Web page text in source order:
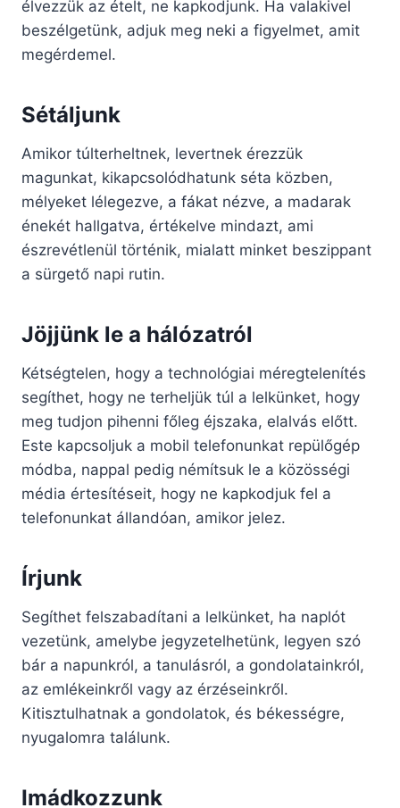
élvezzük az ételt, ne kapkodjunk. Ha valakivel
beszélgetünk, adjuk meg neki a figyelmet, amit
megérdemel.
Sétáljunk
Amikor túlterheltnek, levertnek érezzük
magunkat, kikapcsolódhatunk séta közben,
mélyeket lélegezve, a fákat nézve, a madarak
énekét hallgatva, értékelve mindazt, ami
észrevétlenül történik, mialatt minket beszippant
a sürgető napi rutin.
Jöjjünk le a hálózatról
Kétségtelen, hogy a technológiai méregtelenítés
segíthet, hogy ne terheljük túl a lelkünket, hogy
meg tudjon pihenni főleg éjszaka, elalvás előtt.
Este kapcsoljuk a mobil telefonunkat repülőgép
módba, nappal pedig némítsuk le a közösségi
média értesítéseit, hogy ne kapkodjuk fel a
telefonunkat állandóan, amikor jelez.
Írjunk
Segíthet felszabadítani a lelkünket, ha naplót
vezetünk, amelybe jegyzetelhetünk, legyen szó
bár a napunkról, a tanulásról, a gondolatainkról,
az emlékeinkről vagy az érzéseinkről.
Kitisztulhatnak a gondolatok, és békességre,
nyugalomra találunk.
Imádkozzunk